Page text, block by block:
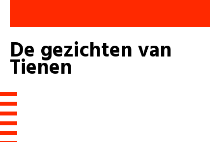
De gezichtenvan
Tienen